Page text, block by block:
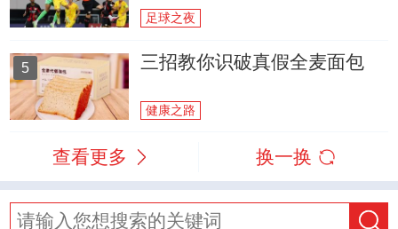
足球之夜
5 三招教你识破真假全麦面包
健康之路
查看更多 换一换